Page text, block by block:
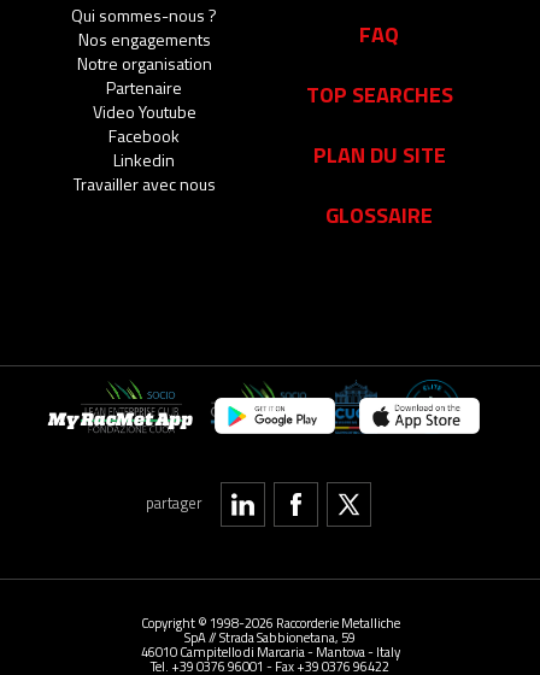
Qui sommes-nous ?
Nos engagements
Notre organisation
Partenaire
Video Youtube
Facebook
Linkedin
Travailler avec nous
FAQ
TOP SEARCHES
PLAN DU SITE
GLOSSAIRE
partager
My RacMet App
Copyright © 1998-2026 Raccorderie Metalliche
SpA // Strada Sabbionetana, 59
46010 Campitello di Marcaria - Mantova - Italy
Tel. +39 0376 96001 - Fax +39 0376 96422